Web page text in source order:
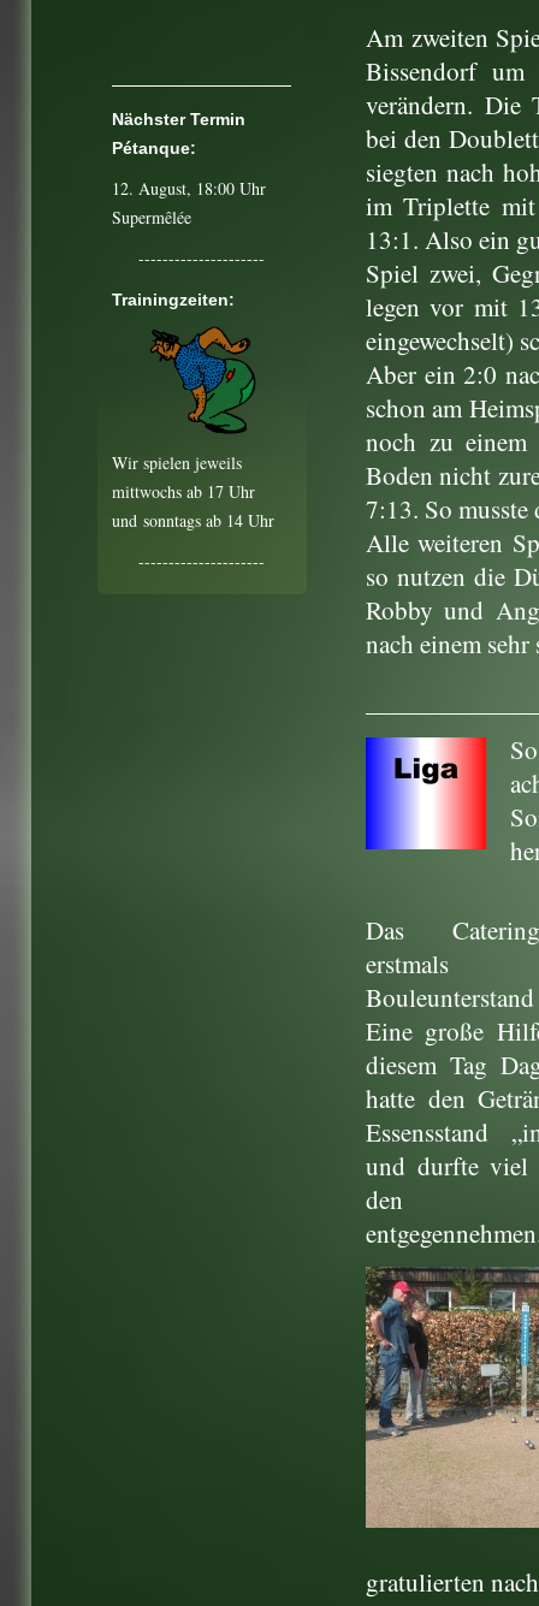
Am zweiten
Bissendorf
verändern.Die
bei den
siegten nach
im Triplette
13:1. Also ein
Spiel zwei,
legen vor mit
eingewechselt)
Aber ein 2:0
schon am
noch zu
Boden nicht
7:13. So
Alle weiteren
so nutzen die
Robby und
nach einem
Das
Eine große
diesem Tag
hatte den
Essensstand
und durfte viel
den
gratulierten
Nächster Termin
Pétanque:
12. August, 18:00 Uhr
Supermêlée
---------------------
Trainingzeiten:
Wir spielen jeweils
mittwochs ab 17 Uhr
und sonntags ab 14 Uhr
---------------------